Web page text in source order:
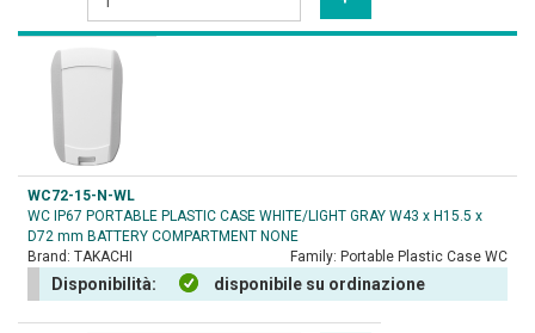
WC72-15-N-WL
WC IP67 PORTABLE PLASTIC CASE WHITE/LIGHT GRAY W43 x H15.5 x
D72 mm BATTERY COMPARTMENT NONE
Brand: TAKACHI Family: Portable Plastic Case WC
Disponibilità: disponibile su ordinazione